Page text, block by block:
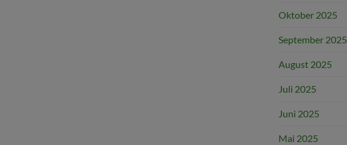
Oktober 2025
September 2025
August 2025
Juli 2025
Juni 2025
Mai 2025